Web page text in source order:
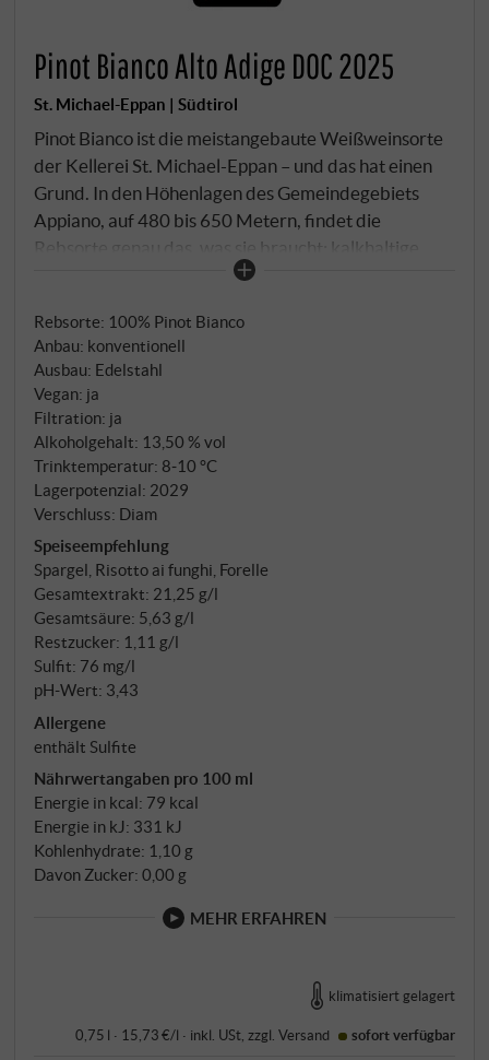
Pinot Bianco Alto Adige DOC 2025
St. Michael-Eppan | Südtirol
Pinot Bianco ist die meistangebaute Weißweinsorte
der Kellerei St. Michael-Eppan – und das hat einen
Grund. In den Höhenlagen des Gemeindegebiets
Appiano, auf 480 bis 650 Metern, findet die
Rebsorte genau das, was sie braucht: kalkhaltige
Kiesböden mit leichtem Tonanteil, Südostexposition
herabziehen. Diese Winde sind das unsichtbare
Werkzeug des Terroirs – sie verlangsamen die Reife
und erhalten die Frische, die den Pinot Bianco in
dieser Höhe von allen anderen unterscheidet.
Handlese, Vinifikation im Stahl. Sortentypisch,
sauber, trinkfreudig.
Rebsorte: 100% Pinot Bianco
Anbau: konventionell
Ausbau: Edelstahl
Vegan: ja
Filtration: ja
Alkoholgehalt: 13,50 % vol
Trinktemperatur: 8‑10 °C
Lagerpotenzial: 2029
Verschluss: Diam
Speiseempfehlung
Spargel, Risotto ai funghi, Forelle
Gesamtextrakt: 21,25 g/l
Gesamtsäure: 5,63 g/l
Restzucker: 1,11 g/l
Sulfit: 76 mg/l
pH-Wert: 3,43
Allergene
enthält Sulfite
Nährwertangaben pro 100 ml
Energie in kcal: 79 kcal
Energie in kJ: 331 kJ
Kohlenhydrate: 1,10 g
Davon Zucker: 0,00 g
MEHR ERFAHREN
klimatisiert gelagert
0,75 l · 15,73 €/l · inkl. USt, zzgl.Versand sofort verfügbar